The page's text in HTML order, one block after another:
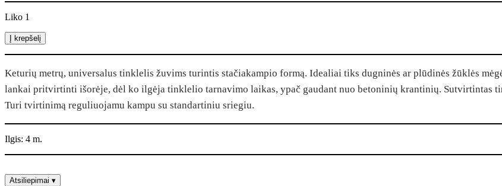
Liko 1
produkto
kiekis:
Stačiakampis
tinklelis
plastikiniu
rėmu
Flagman
4m
Į krepšelį
Keturių metrų, universalus tinklelis žuvims turintis stačiakampio formą. Idealiai tiks dugninės ar plūdinės žūklės
lankai pritvirtinti išorėje, dėl ko ilgėja tinklelio tarnavimo laikas, ypač gaudant nuo betoninių krantinių. Sutvirtintas
Turi tvirtinimą reguliuojamu kampu su standartiniu sriegiu.
Ilgis: 4 m.
Atsiliepimai ▾